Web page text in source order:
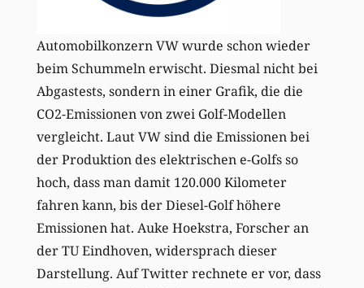
Automobilkonzern VW wurde schon wieder
beim Schummeln erwischt. Diesmal nicht bei
Abgastests, sondern in einer Grafik, die die
CO2-Emissionen von zwei Golf-Modellen
vergleicht. Laut VW sind die Emissionen bei
der Produktion des elektrischen e-Golfs so
hoch, dass man damit 120.000 Kilometer
fahren kann, bis der Diesel-Golf höhere
Emissionen hat. Auke Hoekstra, Forscher an
der TU Eindhoven, widersprach dieser
Darstellung. Auf Twitter rechnete er vor, dass